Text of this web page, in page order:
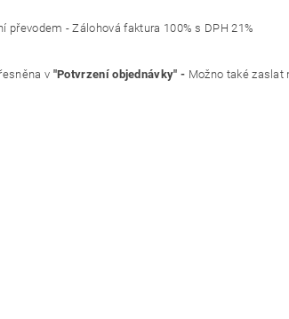
ostatní převodem - Zálohová faktura 100% s
v "Potvrzení objednávky" - Možno také zaslat